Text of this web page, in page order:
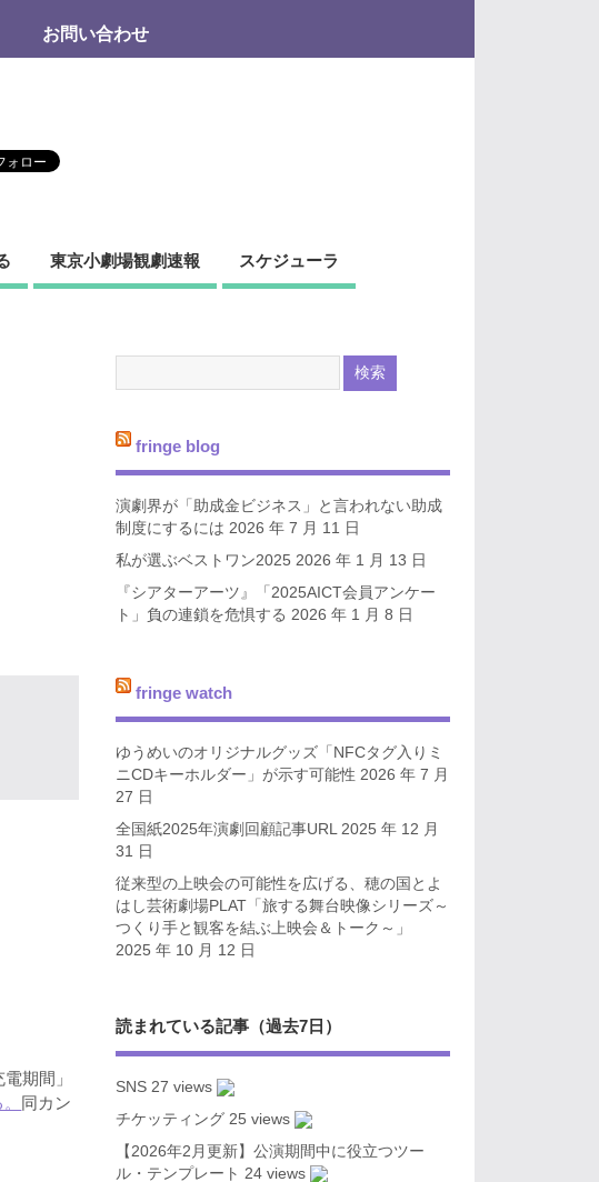
お問い合わせ
東京小劇場観劇速報 スケジューラ
期間」
同カン
fringe blog
演劇界が「助成金ビジネス」と言われない助成
制度にするには 2026 年 7 月 11 日
私が選ぶベストワン2025 2026 年 1 月 13 日
『シアターアーツ』「2025AICT会員アンケー
ト」負の連鎖を危惧する 2026 年 1 月 8 日
fringe watch
ゆうめいのオリジナルグッズ「NFCタグ入りミ
ニCDキーホルダー」が示す可能性 2026 年 7 月
27 日
全国紙2025年演劇回顧記事URL 2025 年 12 月
31 日
従来型の上映会の可能性を広げる、穂の国とよ
はし芸術劇場PLAT「旅する舞台映像シリーズ～
つくり手と観客を結ぶ上映会＆トーク～」
2025 年 10 月 12 日
読まれている記事（過去7日）
SNS 27 views
チケッティング 25 views
【2026年2月更新】公演期間中に役立つツー
ル・テンプレート 24 views